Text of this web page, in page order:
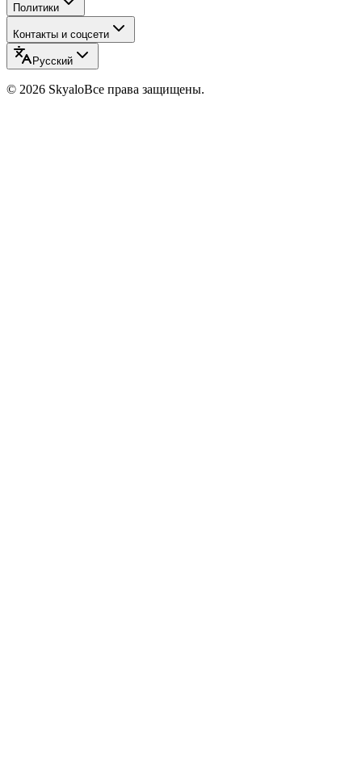
Политики
Контакты и соцсети
Русский
© 2026 SkyaloВсе права защищены.